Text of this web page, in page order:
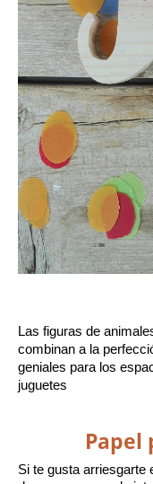
Las figuras de
combinan a la
geniales para los
juguetes
Papel
Si te gusta arriesgarte